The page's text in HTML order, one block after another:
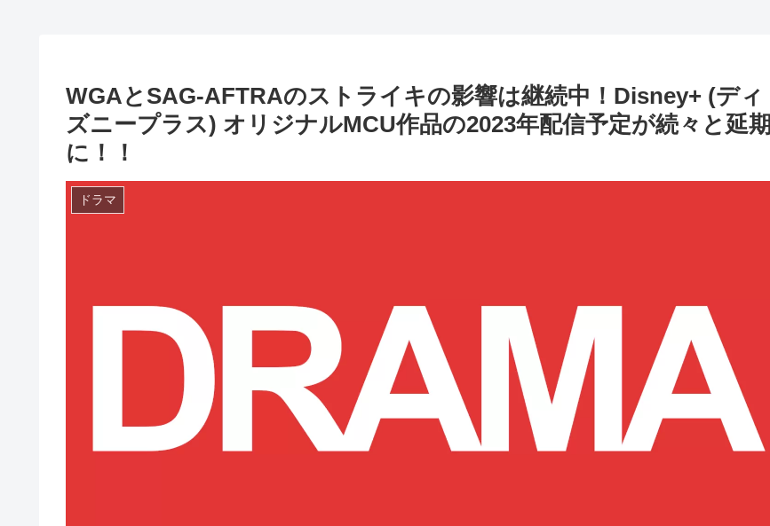
WGAとSAG-AFTRAのストライキの影響は継続中！Disney+ (ディ
ズニープラス) オリジナルMCU作品の2023年配信予定が続々と延期
に！！
ドラマ